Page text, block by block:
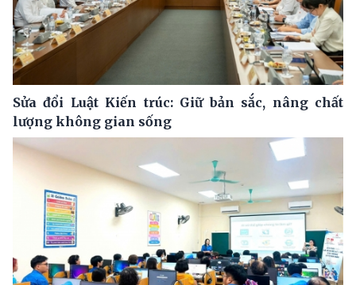
Sửa đổi Luật Kiến trúc: Giữ bản sắc, nâng chất
lượng không gian sống